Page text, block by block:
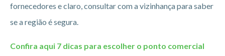
fornecedores e claro, consultar com a vizinhança para saber
se a região é segura.
Confira aqui 7 dicas para escolher o ponto comercial